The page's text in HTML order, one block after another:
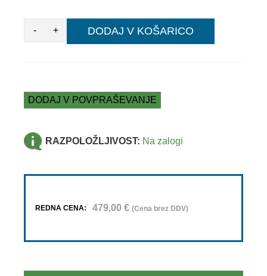
- + DODAJ V KOŠARICO
DODAJ V POVPRAŠEVANJE
RAZPOLOŽLJIVOST: Na zalogi
REDNA CENA: 479,00 € (Cena brez DDV)